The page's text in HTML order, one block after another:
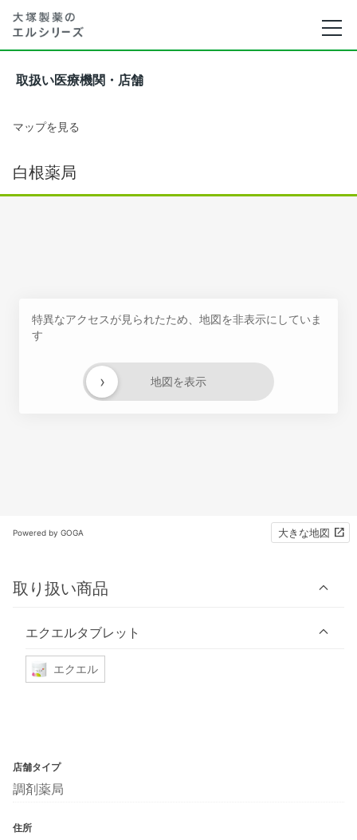
取扱い医療機関・店舗
マップを見る
白根薬局
特異なアクセスが見られたため、地図を非表示にしていま
す
地図を表示
›
Powered by GOGA 大きな地図
取り扱い商品
エクエルタブレット
エクエル
店舗タイプ
調剤薬局
住所